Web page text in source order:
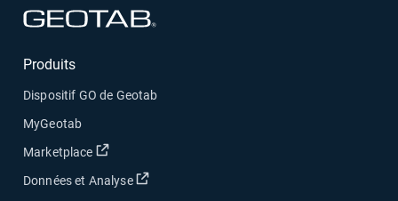
Produits
Dispositif GO de Geotab
MyGeotab
Marketplace
Ouvrir dans une nouvelle fenêtre
Données et Analyse Ouvrir dans une nouvelle fenêtre